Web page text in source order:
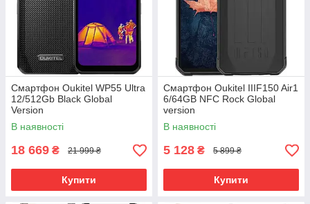
Смартфон Oukitel WP55 Ultra
12/512Gb Black Global
Version
В наявності
18 669 ₴ 21 999 ₴
Купити
Смартфон Oukitel IIIF150 Air1
6/64GB NFC Rock Global
version
В наявності
5 128 ₴ 5 899 ₴
Купити